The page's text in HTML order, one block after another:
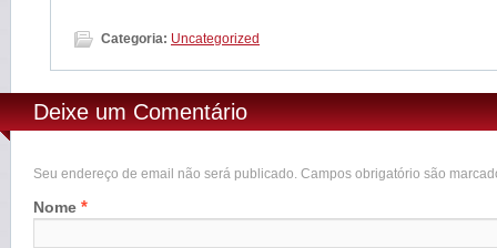
Categoria: Uncategorized
Deixe um Comentário
Seu endereço de email não será publicado. Campos obrigatório são
Nome *